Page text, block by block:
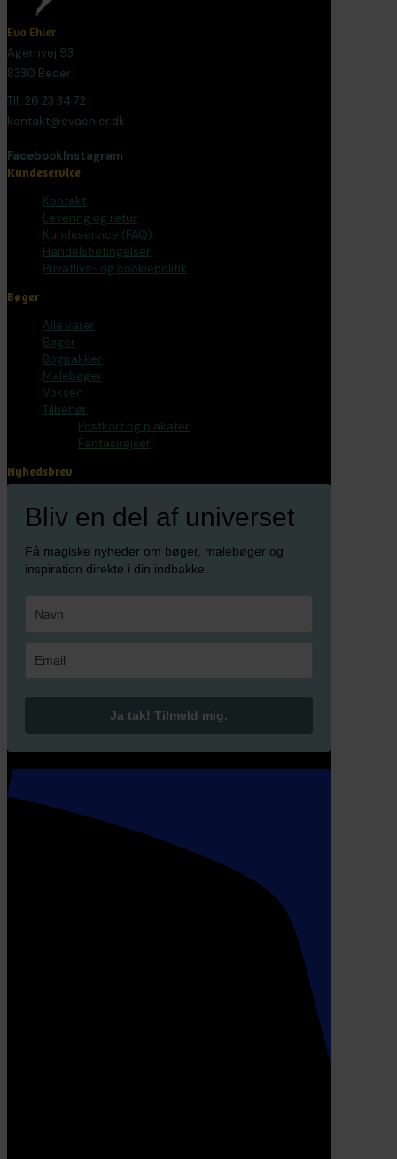
Eva Ehler
Agernvej 93
8330 Beder
Tlf. 26 23 34 72
kontakt@evaehler.dk
FacebookInstagram
Kundeservice
Kontakt
Levering og retur
Kundeservice (FAQ)
Handelsbetingelser
Privatlivs- og cookiepolitik
Bøger
Alle varer
Bøger
Bogpakker
Malebøger
Voksen
Tilbehør
Postkort og plakater
Fantasirejser
Nyhedsbrev
Bliv en del af universet
Få magiske nyheder om bøger, malebøger og
inspiration direkte i din indbakke.
Ja tak! Tilmeld mig.